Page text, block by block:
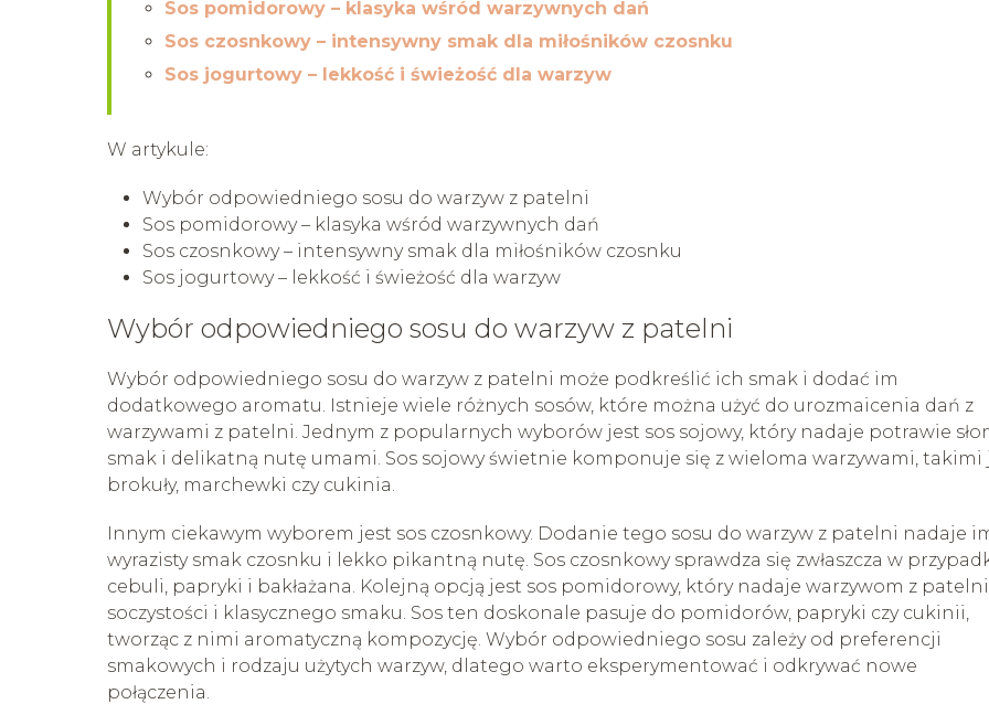
Sos pomidorowy – klasyka wśród warzywnych dań
Sos czosnkowy – intensywny smak dla miłośników czosnku
Sos jogurtowy – lekkość i świeżość dla warzyw
W artykule:
Wybór odpowiedniego sosu do warzyw z patelni
Sos pomidorowy – klasyka wśród warzywnych dań
Sos czosnkowy – intensywny smak dla miłośników czosnku
Sos jogurtowy – lekkość i świeżość dla warzyw
Wybór odpowiedniego sosu do warzyw z patelni
Wybór odpowiedniego sosu do warzyw z patelni może podkreślić ich smak i dodać im
dodatkowego aromatu. Istnieje wiele różnych sosów, które można użyć do urozmaicenia dań z
warzywami z patelni. Jednym z popularnych wyborów jest sos sojowy, który nadaje potrawie
smak i delikatną nutę umami. Sos sojowy świetnie komponuje się z wieloma warzywami, takimi
brokuły, marchewki czy cukinia.
Innym ciekawym wyborem jest sos czosnkowy. Dodanie tego sosu do warzyw z patelni nadaje
wyrazisty smak czosnku i lekko pikantną nutę. Sos czosnkowy sprawdza się zwłaszcza w
cebuli, papryki i bakłażana. Kolejną opcją jest sos pomidorowy, który nadaje warzywom z patelni
soczystości i klasycznego smaku. Sos ten doskonale pasuje do pomidorów, papryki czy cukinii,
tworząc z nimi aromatyczną kompozycję. Wybór odpowiedniego sosu zależy od preferencji
smakowych i rodzaju użytych warzyw, dlatego warto eksperymentować i odkrywać nowe
połączenia.